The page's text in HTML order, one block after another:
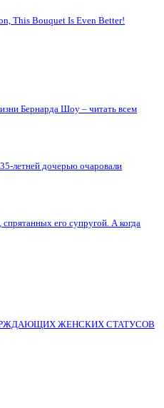
This Bouquet Is Even Better!
Бернарда Шоу – читать всем
летней дочерью очаровали
его супругой. А когда
ЖЕНСКИХ СТАТУСОВ